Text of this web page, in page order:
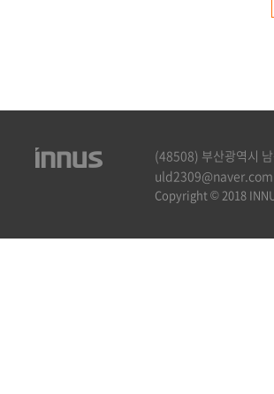
(48508) 부산광역시
uld2309@naver.com
Copyright © 2018